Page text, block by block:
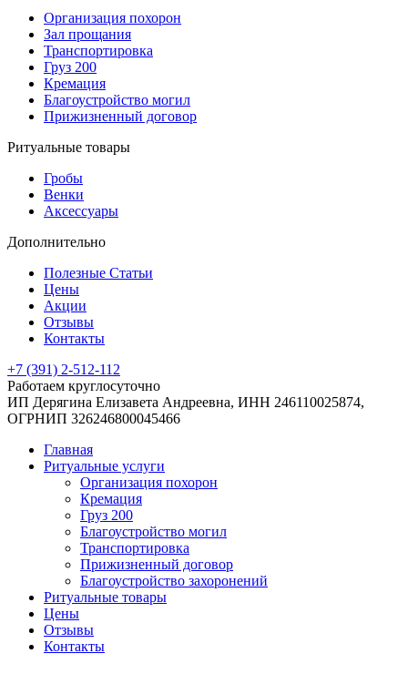
Организация похорон
Зал прощания
Транспортировка
Груз 200
Кремация
Благоустройство могил
Прижизненный договор
Ритуальные товары
Гробы
Венки
Аксессуары
Дополнительно
Полезные Статьи
Цены
Акции
Отзывы
Контакты
+7 (391) 2-512-112
Работаем круглосуточно
ИП Дерягина Елизавета Андреевна, ИНН 246110025874,
ОГРНИП 326246800045466
Главная
Ритуальные услуги
Организация похорон
Кремация
Груз 200
Благоустройство могил
Транспортировка
Прижизненный договор
Благоустройство захоронений
Ритуальные товары
Цены
Отзывы
Контакты